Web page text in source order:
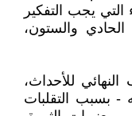
يجب التفكير
الحادي والستون،
للأحداث،
بسبب التقلبات